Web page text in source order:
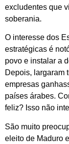
excludentes que
soberania.
O interesse dos
estratégicas é
povo e instalar a
Depois, largaram
empresas
países árabes.
feliz? Isso não
São muito
eleito de Maduro